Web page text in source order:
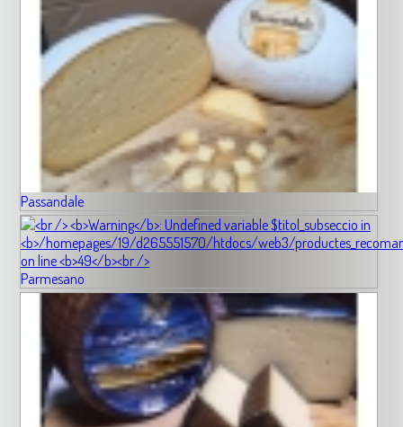
Passandale
Parmesano